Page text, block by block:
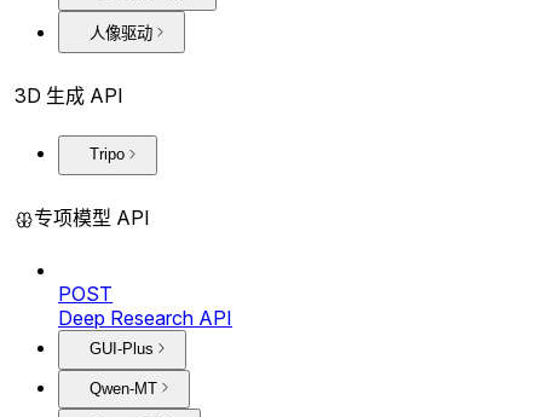
人像驱动
3D 生成 API
Tripo
专项模型 API
POST
Deep Research API
GUI-Plus
Qwen-MT